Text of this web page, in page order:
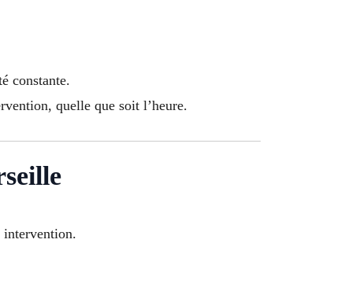
constante.
quelle que soit l’heure.
intervention.